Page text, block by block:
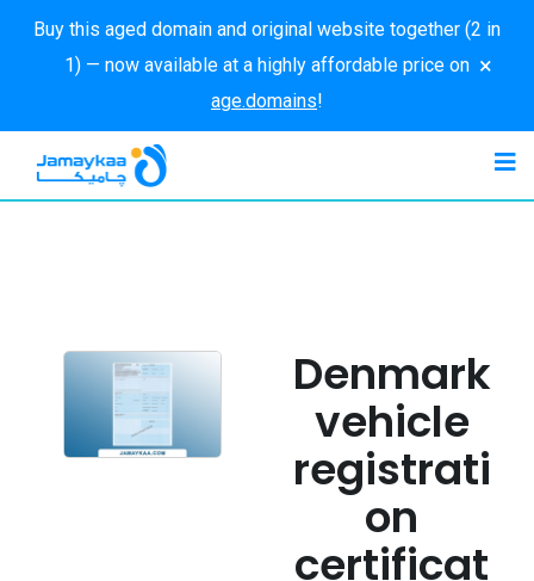
Buy this aged domain and original website together (2 in
1) — now available at a highly affordable price on
age.domains!
×
Denmark
vehicle
registrati
on
certificat